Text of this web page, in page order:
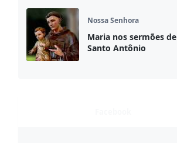
Nossa Senhora
Maria nos sermões de
Santo Antônio